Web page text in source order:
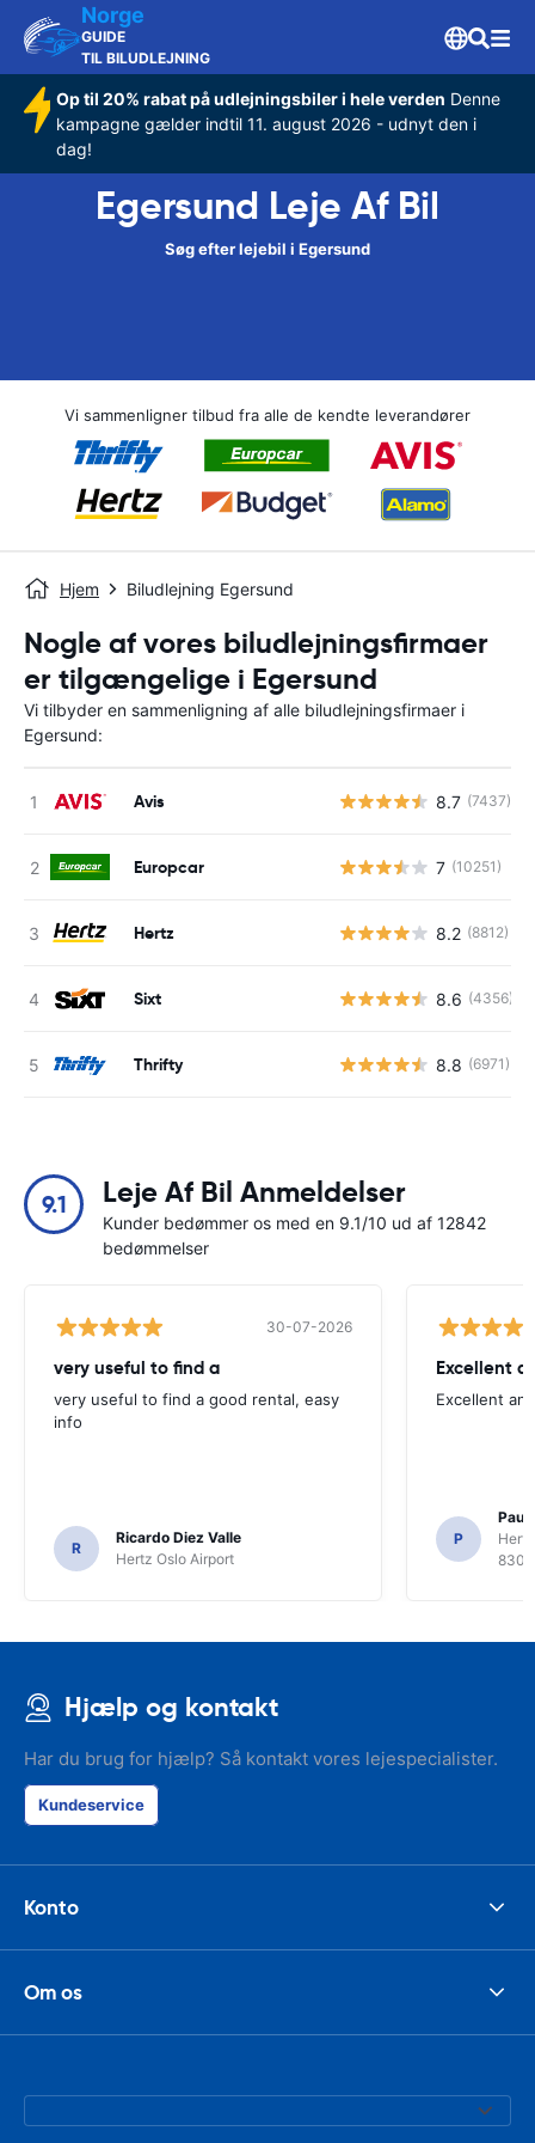
Norge
GUIDE
TIL BILUDLEJNING
Op til 20% rabat på udlejningsbiler i hele verden Denne
kampagne gælder indtil 11. august 2026 - udnyt den i
dag!
Egersund Leje Af Bil
Søg efter lejebil i Egersund
Vi sammenligner tilbud fra alle de kendte leverandører
Hjem Biludlejning Egersund
Nogle af vores biludlejningsfirmaer
er tilgængelige i Egersund
Vi tilbyder en sammenligning af alle biludlejningsfirmaer i
Egersund:
Avis 8.7 (7437)
Europcar 7 (10251)
Hertz 8.2 (8812)
Sixt 8.6 (4356)
Thrifty 8.8 (6971)
9.1 Leje Af Bil Anmeldelser
Kunder bedømmer os med en 9.1/10 ud af 12842
bedømmelser
30-07-2026
very useful to find a
very useful to find a good rental, easy
info
R
Ricardo Diez Valle
Hertz Oslo Airport
Excellent
Excellent
P
Paul
8300
Hjælp og kontakt
Har du brug for hjælp? Så kontakt vores lejespecialister.
Kundeservice
Konto
Om os